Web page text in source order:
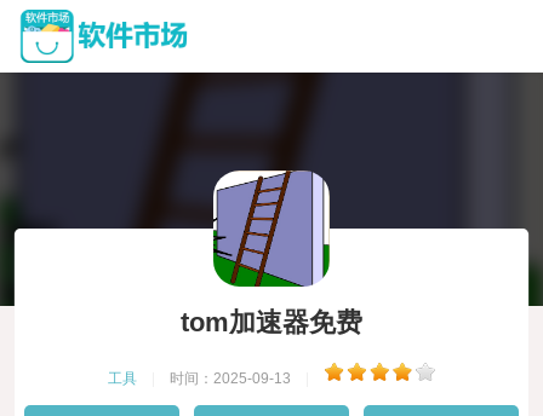
tom加速器免费
工具 时间：2025-09-13